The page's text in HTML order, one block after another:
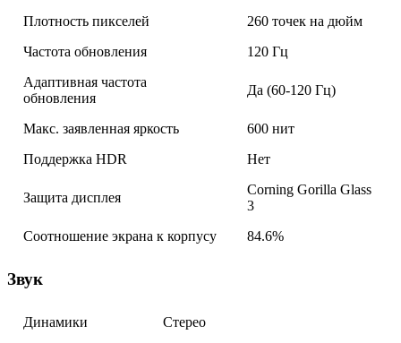
Плотность пикселей
260 точек на дюйм
Частота обновления
120 Гц
Адаптивная частота
обновления
Да (60-120 Гц)
Макс. заявленная яркость
600 нит
Поддержка HDR
Нет
Защита дисплея
Corning Gorilla Glass
3
Соотношение экрана к корпусу
84.6%
Звук
Динамики
Стерео